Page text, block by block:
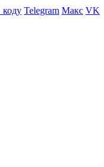
коду Telegram Макс VK